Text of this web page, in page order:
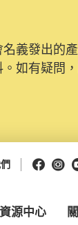
義發出的
如有疑問
資源中心